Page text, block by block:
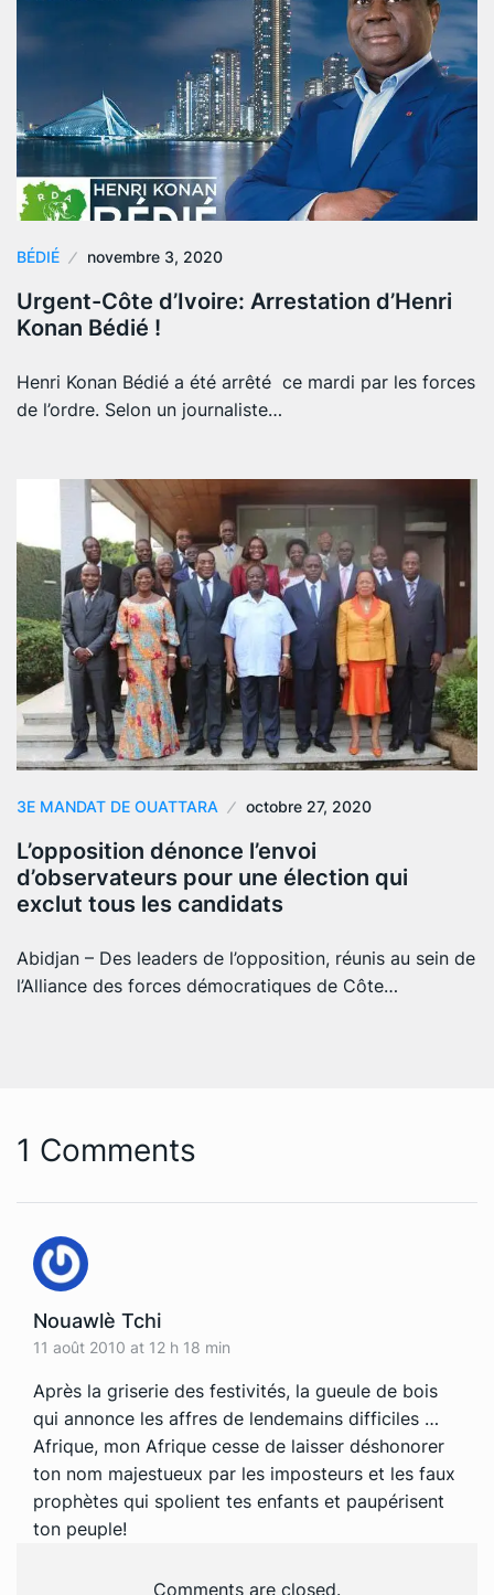
BÉDIÉ novembre 3, 2020
Urgent-Côte d’Ivoire: Arrestation d’Henri
Konan Bédié !
Henri Konan Bédié a été arrêté ce mardi par les forces
de l’ordre. Selon un journaliste…
3E MANDAT DE OUATTARA octobre 27, 2020
L’opposition dénonce l’envoi
d’observateurs pour une élection qui
exclut tous les candidats
Abidjan – Des leaders de l’opposition, réunis au sein de
l’Alliance des forces démocratiques de Côte…
1 Comments
Nouawlè Tchi
11 août 2010 at 12 h 18 min
Après la griserie des festivités, la gueule de bois
qui annonce les affres de lendemains difficiles …
Afrique, mon Afrique cesse de laisser déshonorer
ton nom majestueux par les imposteurs et les faux
prophètes qui spolient tes enfants et paupérisent
ton peuple!
Comments are closed.